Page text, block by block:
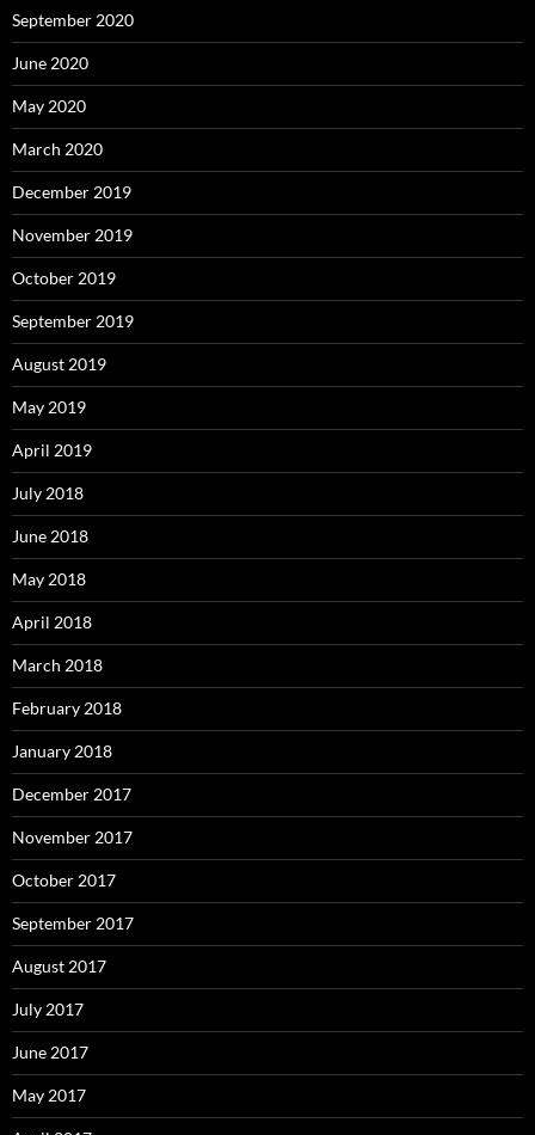
September 2020
June 2020
May 2020
March 2020
December 2019
November 2019
October 2019
September 2019
August 2019
May 2019
April 2019
July 2018
June 2018
May 2018
April 2018
March 2018
February 2018
January 2018
December 2017
November 2017
October 2017
September 2017
August 2017
July 2017
June 2017
May 2017